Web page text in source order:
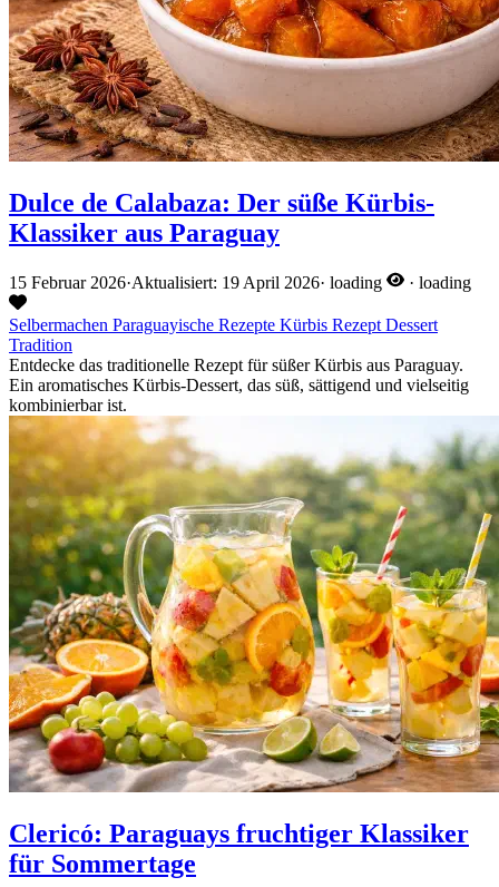
Dulce de Calabaza: Der süße Kürbis-
Klassiker aus Paraguay
15 Februar 2026·Aktualisiert: 19 April 2026· loading · loading
Selbermachen Paraguayische Rezepte Kürbis Rezept Dessert
Tradition
Entdecke das traditionelle Rezept für süßer Kürbis aus Paraguay.
Ein aromatisches Kürbis-Dessert, das süß, sättigend und vielseitig
kombinierbar ist.
Clericó: Paraguays fruchtiger Klassiker
für Sommertage